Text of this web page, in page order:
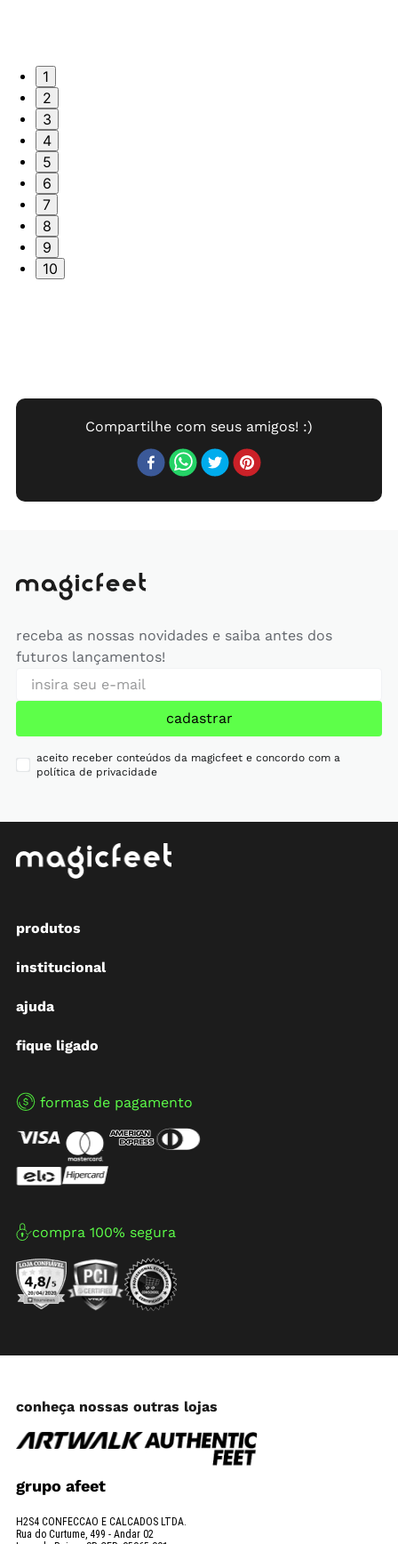
1
2
3
4
5
6
7
8
9
10
receba as nossas novidades e saiba antes dos
futuros lançamentos!
cadastrar
aceito receber conteúdos da magicfeet e concordo com a
política de privacidade
produtos
institucional
ajuda
fique ligado
formas de pagamento
compra 100% segura
conheça nossas outras lojas
grupo afeet
H2S4 CONFECCAO E CALCADOS LTDA.
Rua do Curtume, 499 - Andar 02